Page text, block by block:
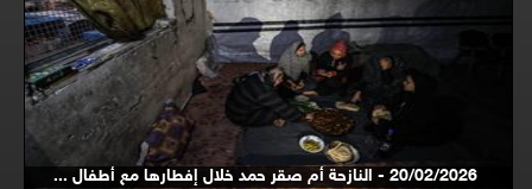
20/02/2026 - النازحة أم صقر حمد خلال إفطارها مع أطفال ...